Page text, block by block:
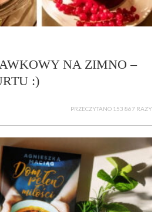
NA ZIMNO –
:)
PRZECZYTANO 153 867 RAZY